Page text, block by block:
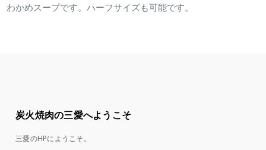
わかめスープです。ハーフサイズも可能です。
炭火焼肉の三愛へようこそ
三愛のHPにようこそ。